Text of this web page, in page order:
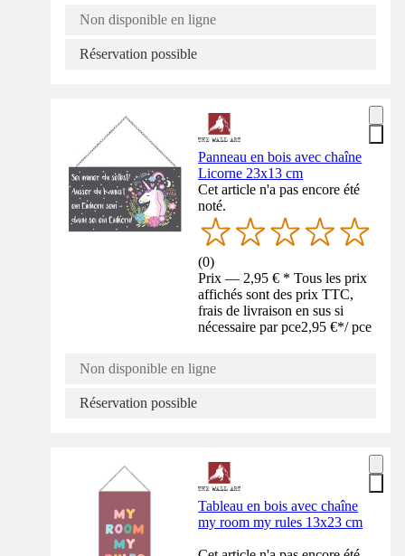
Non disponible en ligne
Réservation possible
Panneau en bois avec chaîne
Licorne 23x13 cm
Cet article n'a pas encore été
noté.
(0)
Prix — 2,95 € * Tous les prix
affichés sont des prix TTC,
frais de livraison en sus si
nécessaire par pce2,95 €*/ pce
Non disponible en ligne
Réservation possible
Tableau en bois avec chaîne
my room my rules 13x23 cm